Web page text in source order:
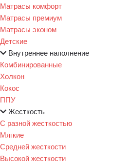
Матрасы комфорт
Матрасы премиум
Матрасы эконом
Детские
Внутреннее наполнение
Комбинированные
Холкон
Кокос
ППУ
Жесткость
С разной жесткостью
Мягкие
Средней жесткости
Высокой жесткости